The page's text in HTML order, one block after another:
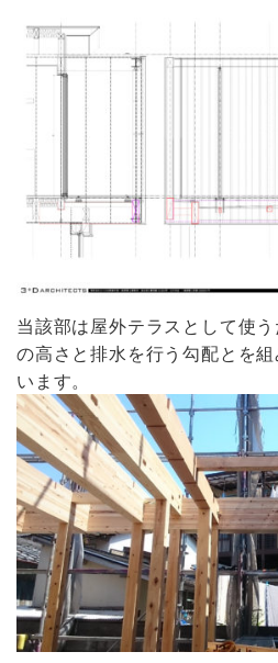
当該部は屋外テラスとして使
の高さと排水を行う勾配とを
います。